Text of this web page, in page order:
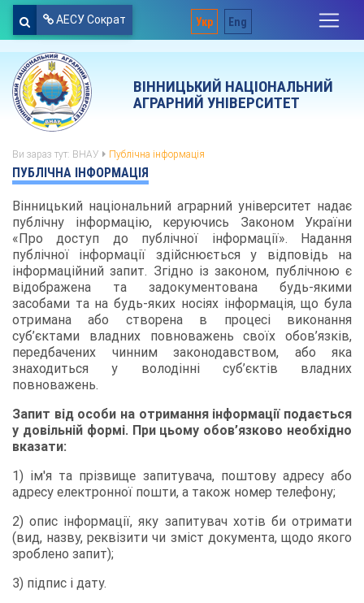
АЕСУ Сократ Укр Eng
ВІННИЦЬКИЙ НАЦІОНАЛЬНИЙ
АГРАРНИЙ УНІВЕРСИТЕТ
Ви зараз тут: ВНАУ Публічна інформація
ПУБЛІЧНА ІНФОРМАЦІЯ
Вінницький національний аграрний університет надає
публічну інформацію, керуючись Законом України
«Про доступ до публічної інформації». Надання
публічної інформації здійснюється у відповідь на
інформаційний запит. Згідно із законом, публічною є
відображена та задокументована будь-якими
засобами та на будь-яких носіях інформація, що була
отримана або створена в процесі виконання
суб’єктами владних повноважень своїх обов’язків,
передбачених чинним законодавством, або яка
знаходиться у володінні суб’єктів владних
повноважень.
Запит від особи на отримання інформації подається
у довільній формі. При цьому обов’язково необхідно
вказати:
1) ім′я та прізвище запитувача, поштову адресу або
адресу електронної пошти, а також номер телефону;
2) опис інформації, яку запитувач хотів би отримати
(вид, назву, реквізити чи зміст документа, щодо якого
зроблено запит);
3) підпис і дату.